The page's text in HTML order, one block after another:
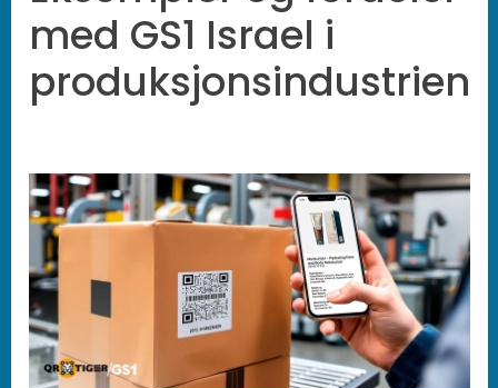
med GS1 Israel i
produksjonsindustrien